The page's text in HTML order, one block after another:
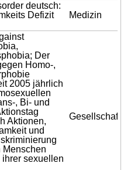
deutsch:
Defizit
Medizin
Der
Homo-,
2005 jährlich
, Bi- und
Aktionen,
und
Menschen
sexuellen
Gesellschaft